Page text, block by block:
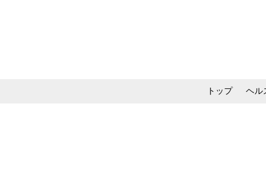
トップ ヘル